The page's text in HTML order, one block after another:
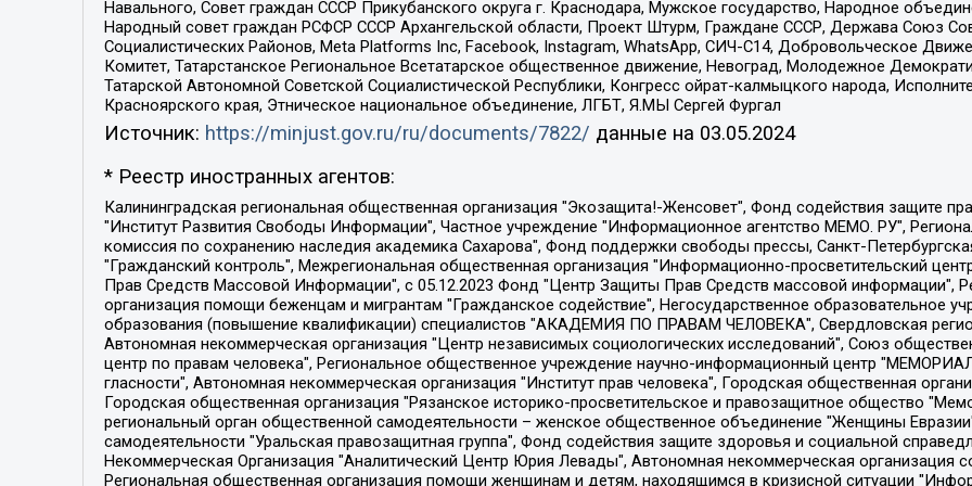
Навального, Совет граждан СССР Прикубанского округа г. Краснодара, Мужское государство, Народное
Народный совет граждан РСФСР СССР Архангельской области, Проект Штурм, Граждане СССР, Держава Союз
Социалистических Районов, Meta Platforms Inc, Facebook, Instagram, WhatsApp, СИЧ-С14, Добровольческое
Комитет, Татарстанское Региональное Всетатарское общественное движение, Невоград, Молодежное
Татарской Автономной Советской Социалистической Республики, Конгресс ойрат-калмыцкого народа,
Красноярского края, Этническое национальное объединение, ЛГБТ, Я.МЫ Сергей Фургал
Источник: https://minjust.gov.ru/ru/documents/7822/ данные на 03.05.2024
* Реестр иностранных агентов:
Калининградская региональная общественная организация "Экозащита!-Женсовет", Фонд содействия защите прав и свобод граждан "Общественный вердикт", Фонд "Институт Развития Свободы Информации", Частное учреждение "Информационное агентство МЕМО. РУ", Региональная общественная организация "Общественная комиссия по сохранению наследия академика Сахарова", Фонд поддержки свободы прессы, Санкт-Петербургская общественная правозащитная организация "Гражданский контроль", Межрегиональная общественная организация "Информационно-просветительский центр "Мемориал", Региональный Фонд "Центр Защиты Прав Средств Массовой Информации", с 05.12.2023 Фонд "Центр Защиты Прав Средств массовой информации", Региональная общественная благотворительная организация помощи беженцам и мигрантам "Гражданское содействие", Негосударственное образовательное учреждение дополнительного профессионального образования (повышение квалификации) специалистов "АКАДЕМИЯ ПО ПРАВАМ ЧЕЛОВЕКА", Свердловская региональная общественная организация "Сутяжник", Автономная некоммерческая организация "Центр независимых социологических исследований", Союз общественных объединений "Российский исследовательский центр по правам человека", Региональное общественное учреждение научно-информационный центр "МЕМОРИАЛ", Некоммерческая организация "Фонд защиты гласности", Автономная некоммерческая организация "Институт прав человека", Городская общественная организация "Екатеринбургское общество "МЕМОРИАЛ", Городская общественная организация "Рязанское историко-просветительское и правозащитное общество "Мемориал" (Рязанский Мемориал), Челябинский региональный орган общественной самодеятельности – женское общественное объединение "Женщины Евразии", Челябинский региональный орган общественной самодеятельности "Уральская правозащитная группа", Фонд содействия защите здоровья и социальной справедливости имени Андрея Рылькова, Автономная Некоммерческая Организация "Аналитический Центр Юрия Левады", Автономная некоммерческая организация социальной поддержки населения "Проект Апрель", Региональная общественная организация помощи женщинам и детям, находящимся в кризисной ситуации "Информационно-методический центр "Анна", Фонд содействия развитию массовых коммуникаций и правовому просвещению "Так-так-Так", Фонд содействия устойчивому развитию "Серебряная тайга", Свердловский региональный общественный фонд социальных проектов "Новое время", "Idel.Реалии", Кавказ.Реалии, Крым.Реалии, Телеканал Настоящее Время, Татаро-башкирская служба Радио Свобода (Azatliq Radiosi), Радио Свободная Европа/Радио Свобода (PCE/PC), "Сибирь.Реалии", "Фактограф", Благотворительный фонд помощи осужденным и их семьям, Автономная некоммерческая организация "Институт глобализации и социальных движений", Фонд "В защиту прав заключенных", Частное учреждение "Центр поддержки и содействия развитию средств массовой информации", Пензенский региональный общественный благотворительный фонд "Гражданский союз", "Север.Реалии", Некоммерческая организация Фонд "Правовая инициатива", Общество с ограниченной ответственностью "Радио Свободная Европа/Радио Свобода", Чешское информационное агентство "MEDIUM-ORIENT", Красноярская региональная общественная организация "Мы против СПИДа", Камалягин Денис Николаевич, Маркелов Сергей Евгеньевич, Пономарев Лев Александрович, Савицкая Людмила Алексеевна, Автономная некоммерческая организация "Центр по работе с проблемой насилия "НАСИЛИЮ.НЕТ", Межрегиональный профессиональный союз работников здравоохранения "Альянс врачей", Юридическое лицо, зарегистрированное в Латвийской Республике, SIA "Medusa Project" (регистрационный номер 40103797863, дата регистрации 10.06.2014), Некоммерческая организация "Фонд по борьбе с коррупцией", Автономная некоммерческая организация "Институт права и публичной политики", Баданин Роман Сергеевич, Гликин Максим Александрович, Железнова Мария Михайловна, Лукьянова Юлия Сергеевна, Маетная Елизавета Витальевна, Маняхин Петр Борисович, Чуракова Ольга Владимировна, Ярош Юлия Петровна, Юридическое лицо "The Insider SIA", зарегистрированное в Риге, Латвийская Республика (дата регистрации 26.06.2015), являющееся администратором доменного имени интернет-издания "The Insider SIA", https://theins.ru, Постернак Алексей Евгеньевич, Рубин Михаил Аркадьевич, Анин Роман Александрович, Юридическое лицо Istories fonds, зарегистрированное в Латвийской Республике (регистрационный номер 50008295751, дата регистрации 24.02.2020), Великовский Дмитрий Александрович, Долинина Ирина Николаевна, Мароховская Алеся Алексеевна, Шлейнов Роман Юрьевич, Шмагун Олеся Валентиновна, Общество с ограниченной ответственностью "Альтаир 2021", Общество с ограниченной ответственностью "Вега 2021", Общество с ограниченной ответственностью "Главный редактор 2021", Общество с ограниченной ответственностью "Ромашки монолит", Важенков Артем Валерьевич, Ивановская областная общественная организация "Центр гендерных исследований", Гурман Юрий Альбертович, Медиапроект "ОВД-Инфо", Егоров Владимир Владимирович, Жилинский Владимир Александрович, Общество с ограниченной ответственностью "ЗП", Иванова София Юрьевна, Карезина Инна Павловна, Кильтау Екатерина Викторовна, Петров Алексей Викторович, Пискунов Сергей Евгеньевич, Смирнов Сергей Сергеевич, Тихонов Михаил Сергеевич, Общество с ограниченной ответственностью "ЖУРНАЛИСТ-ИНОСТРАННЫЙ АГЕНТ", Арапова Галина Юрьевна, Вольтская Татьяна Анатольевна, Американская компания "Mason G.E.S. Anonymous Foundation" (США), являющаяся владельцем интернет-издания https://mnews.world/, Компания "Stichting Bellingcat", зарегистрированная в Нидерландах (дата регистрации 11.07.2018), Захаров Андрей Вячеславович, Клепиковская Екатерина Дмитриевна, Общество с ограниченной ответственностью "МЕМО", Перл Роман Александрович, Симонов Евгений Алексеевич, Соловьева Елена Анатольевна, Сотников Даниил Владимирович, Сурначева Елизавета Дмитриевна, Автономная некоммерческая организация по защите прав человека и информированию населения "Якутия – Наше Мнение", Общество с ограниченной ответственностью "Москоу диджитал медиа", с 26.01.2023 Общество с ограниченной ответственностью "Чайка Белые сады", Ветошкина Валерия Валерьевна, Заговора Максим Александрович, Межрегиональное общественное движение "Российская ЛГБТ - сеть", Оленичев Максим Владимирович, Павлов Иван Юрьевич, Скворцова Елена Сергеевна, Общество с ограниченной ответственностью "Как бы инагент", Кочетков Игорь Викторович, Общество с ограниченной ответственностью "Честные выборы", Еланчик Олег Александрович, Общество с ограниченной ответственностью "Нобелевский призыв", Гималова Регина Эмилевна, Григорьев Андрей Валерьевич, Григорьева Алина Александровна, Ассоциация по содействию защите прав призывников, альтернативнослужащих и военнослужащих "Правозащитная группа